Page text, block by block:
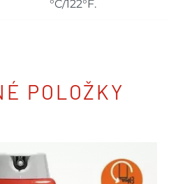
°C/122°F.
POLOŽKY